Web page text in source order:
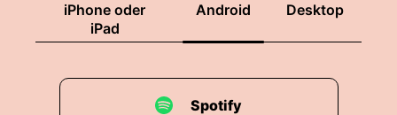
iPhone oder
iPad
Android Desktop
Spotify